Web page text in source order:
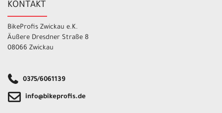
KONTAKT
BikeProfis Zwickau e.K.
Äußere Dresdner Straße 8
08066 Zwickau
0375/6061139
info@bikeprofis.de